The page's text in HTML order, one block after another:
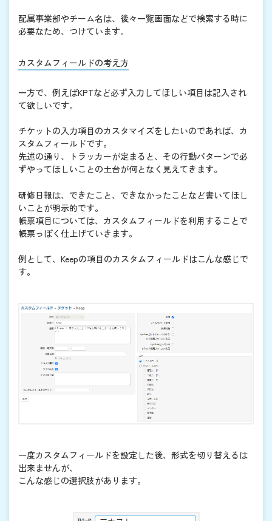
配属事業部やチーム名は、後々一覧画面などで検索する時に
必要なため、つけています。
カスタムフィールドの考え方
一方で、例えばKPTなど必ず入力してほしい項目は記入され
て欲しいです。
チケットの入力項目のカスタマイズをしたいのであれば、カ
スタムフィールドです。
先述の通り、トラッカーが定まると、その行動パターンで必
ずやってほしいことの土台が何となく見えてきます。
研修日報は、できたこと、できなかったことなど書いてほし
いことが明示的です。
帳票項目については、カスタムフィールドを利用することで
帳票っぽく仕上げていきます。
例として、Keepの項目のカスタムフィールドはこんな感じで
す。
一度カスタムフィールドを設定した後、形式を切り替えるは
出来ませんが、
こんな感じの選択肢があります。